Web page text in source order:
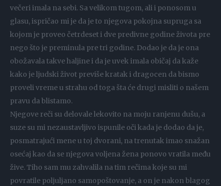
večeri imala na sebi. Sa velikom tugom, ali i ponosom u
glasu, ispričao mi je da je to njegova pokojna supruga sa
kojom je proveo četrdeset i dve predivne godine života pre
nego što je preminula pre tri godine. Dodao je da je ona
obožavala takve haljine i da je uvek imala običaj da kaže
kako je ljudski život previše kratak i dragocen da bismo
proveli vreme u strahu od toga šta će drugi misliti o našem
pravu da blistamo.
Njegove reči su delovale lekovito na moju ranjenu dušu, a
suze su mi nezaustavljivo ispunile oči kada je dodao da je,
posmatrajući mene u toj dvorani, na trenutak imao snažan
osećaj kao da se njegova voljena žena ponovo vratila među
žive. Tiho sam mu zahvalila na tim rečima koje su mi
povratile poljuljano samopoštovanje, a on je nakon blagog